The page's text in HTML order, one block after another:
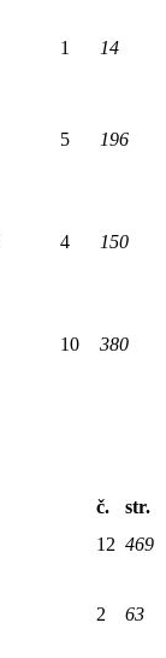
1 14
5 196
4 150
10 380
č.
str.
12 469
2 63